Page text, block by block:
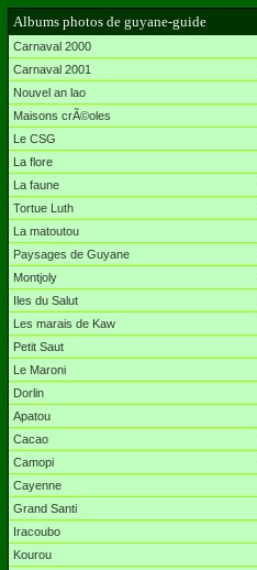
Albums photos de guyane-guide
Carnaval 2000
Carnaval 2001
Nouvel an lao
Maisons crÃ©oles
Le CSG
La flore
La faune
Tortue Luth
La matoutou
Paysages de Guyane
Montjoly
Iles du Salut
Les marais de Kaw
Petit Saut
Le Maroni
Dorlin
Apatou
Cacao
Camopi
Cayenne
Grand Santi
Iracoubo
Kourou